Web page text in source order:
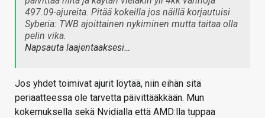
497.09-ajureita. Pitää kokeilla jos näillä korjautuisi
Syberia: TWB ajoittainen nykiminen mutta taitaa olla
pelin vika.
Napsauta laajentaaksesi…
Jos yhdet toimivat ajurit löytää, niin eihän sitä
periaatteessa ole tarvetta päivittääkkään. Mun
kokemuksella sekä Nvidialla että AMD:lla tuppaa